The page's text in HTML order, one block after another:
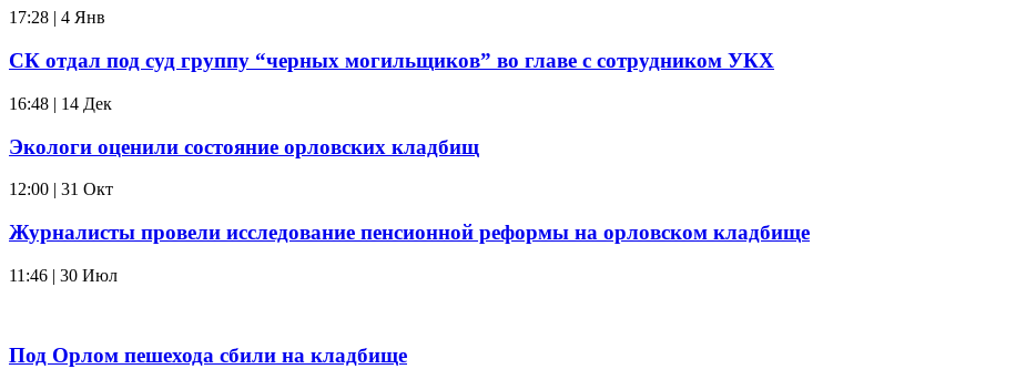
17:28 | 4 Янв
СК отдал под суд группу “черных могильщиков” во главе с сотрудником УКХ
16:48 | 14 Дек
Экологи оценили состояние орловских кладбищ
12:00 | 31 Окт
Журналисты провели исследование пенсионной реформы на орловском кладбище
11:46 | 30 Июл
Под Орлом пешехода сбили на кладбище